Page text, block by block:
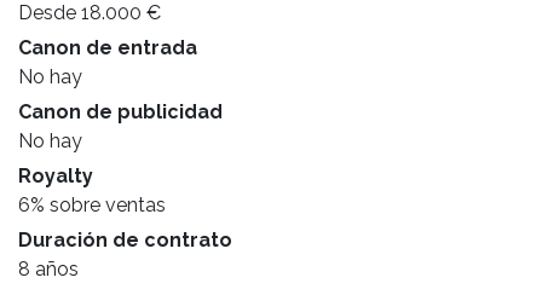
Desde 18.000 €
Canon de entrada
No hay
Canon de publicidad
No hay
Royalty
6% sobre ventas
Duración de contrato
8 años